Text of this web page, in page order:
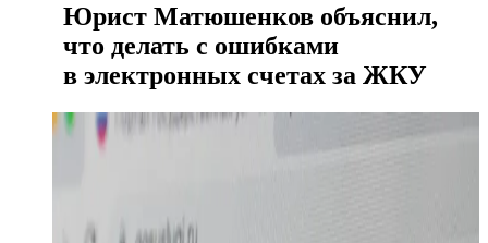
Юрист Матюшенков объяснил,
что делать с ошибками
в электронных счетах за ЖКУ